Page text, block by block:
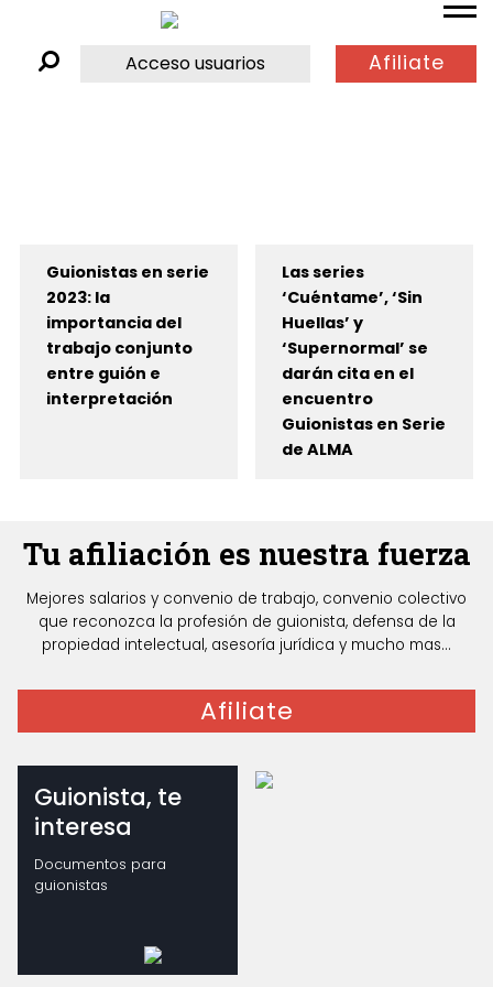
Acceso usuarios Afiliate
Guionistas en serie
2023: la
importancia del
trabajo conjunto
entre guión e
interpretación
Las series
‘Cuéntame’, ‘Sin
Huellas’ y
‘Supernormal’ se
darán cita en el
encuentro
Guionistas en Serie
de ALMA
Tu afiliación es nuestra fuerza
Mejores salarios y convenio de trabajo, convenio colectivo
que reconozca la profesión de guionista, defensa de la
propiedad intelectual, asesoría jurídica y mucho mas...
Afiliate
Guionista, te
interesa
Documentos para
guionistas